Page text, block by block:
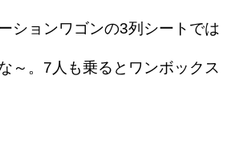
ションワゴンの3列シートでは
～。7人も乗るとワンボックス